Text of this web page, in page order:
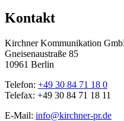
Kontakt
Kirchner Kommunikation
Gneisenaustraße 85
10961 Berlin
Telefon: +49 30 84 71 18 0
Telefax: +49 30 84 71 18 11
E-Mail: info@kirchner-pr.de